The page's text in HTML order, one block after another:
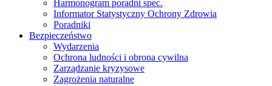
Harmonogram poradni spec.
Informator Statystyczny Ochrony Zdrowia
Poradniki
Bezpieczeństwo
Wydarzenia
Ochrona ludności i obrona cywilna
Zarządzanie kryzysowe
Zagrożenia naturalne